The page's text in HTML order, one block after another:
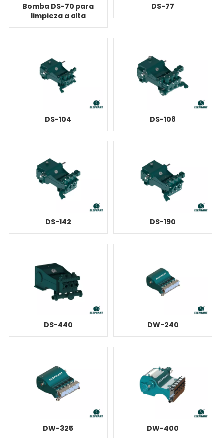
Bomba DS-70 para
limpieza a alta
presión de minería
DS-77
DS-104 DS-108
DS-142 DS-190
DS-440 DW-240
DW-325 DW-400